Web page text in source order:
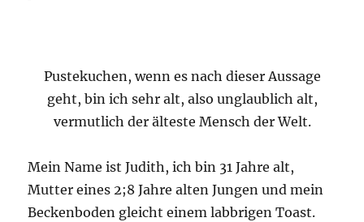
Pustekuchen, wenn es nach dieser Aussage
geht, bin ich sehr alt, also unglaublich alt,
vermutlich der älteste Mensch der Welt.
Mein Name ist Judith, ich bin 31 Jahre alt,
Mutter eines 2;8 Jahre alten Jungen und mein
Beckenboden gleicht einem labbrigen Toast.